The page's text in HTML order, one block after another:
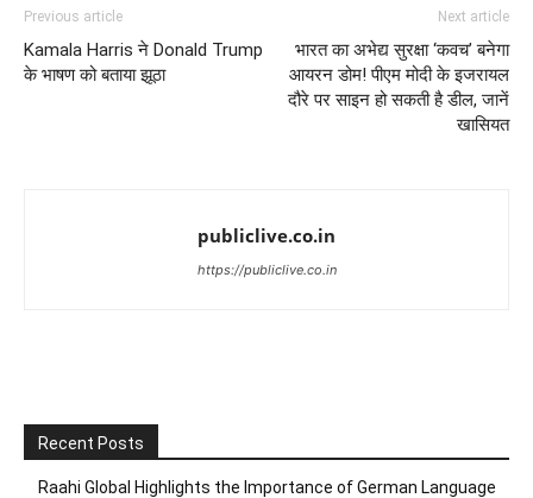
Previous article
Kamala Harris ने Donald Trump
के भाषण को बताया झूठा
Next article
भारत का अभेद्य सुरक्षा ‘कवच’ बनेगा
आयरन डोम! पीएम मोदी के इजरायल
दौरे पर साइन हो सकती है डील, जानें
खासियत
publiclive.co.in
https://publiclive.co.in
Recent Posts
Raahi Global Highlights the Importance of German Language